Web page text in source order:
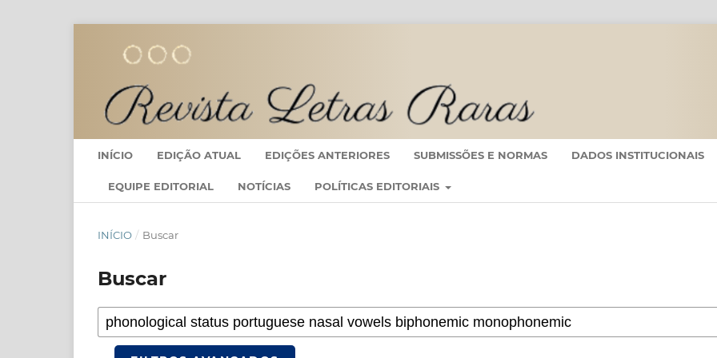
INÍCIO EDIÇÃO ATUAL EDIÇÕES ANTERIORES SUBMISSÕES E NORMAS DADOS INSTITUCIONAIS
EQUIPE EDITORIAL NOTÍCIAS POLÍTICAS EDITORIAIS
INÍCIO / Buscar
Buscar